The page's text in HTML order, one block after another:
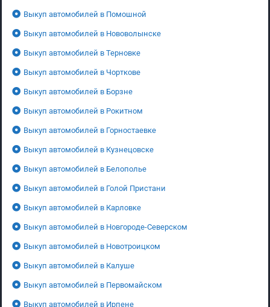
Выкуп автомобилей в Помошной
Выкуп автомобилей в Нововолынске
Выкуп автомобилей в Терновке
Выкуп автомобилей в Чорткове
Выкуп автомобилей в Борзне
Выкуп автомобилей в Рокитном
Выкуп автомобилей в Горностаевке
Выкуп автомобилей в Кузнецовске
Выкуп автомобилей в Белополье
Выкуп автомобилей в Голой Пристани
Выкуп автомобилей в Карловке
Выкуп автомобилей в Новгороде-Северском
Выкуп автомобилей в Новотроицком
Выкуп автомобилей в Калуше
Выкуп автомобилей в Первомайском
Выкуп автомобилей в Ирпене